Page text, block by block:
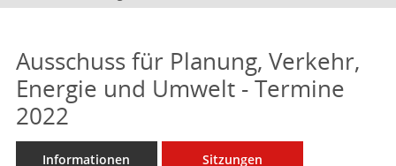
Ausschuss für Planung, Verkehr,
Energie und Umwelt - Termine
2022
Informationen Sitzungen